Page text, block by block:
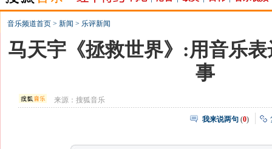
音乐频道首页 > 新闻 > 乐评新闻
马天宇《拯救世界》:用音乐
事
来源：搜狐音乐
我来说两句 (0)